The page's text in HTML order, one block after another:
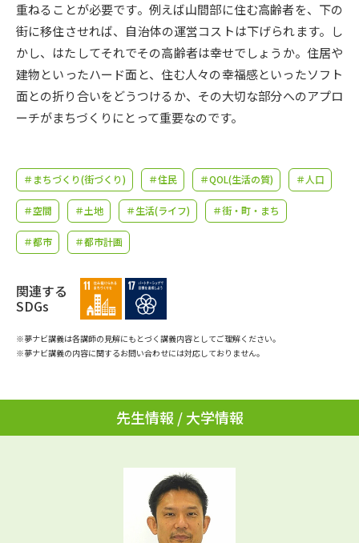
新生活お役立ちガイド
学問発見 学問検索
学問のミニ講義「夢ナビ講義」 学問分野解説
学問の教科書
ユーザーサポート
Ｑ＆Ａ よくあるご質問
資料の料金の
テレメール
個人情報取扱規定
重ねることが必要です。例えば山間部に住む高齢者を、下の
街に移住させれば、自治体の運営コストは下げられます。し
かし、はたしてそれでその高齢者は幸せでしょうか。住居や
建物といったハード面と、住む人々の幸福感といったソフト
面との折り合いをどうつけるか、その大切な部分へのアプロ
ーチがまちづくりにとって重要なのです。
＃まちづくり(街づくり) ＃住民 ＃QOL(生活の質) ＃人口
＃空間 ＃土地 ＃生活(ライフ) ＃街・町・まち
＃都市 ＃都市計画
関連する
SDGs
※夢ナビ講義は各講師の見解にもとづく講義内容としてご理解ください。
※夢ナビ講義の内容に関するお問い合わせには対応しておりません。
先生情報 / 大学情報